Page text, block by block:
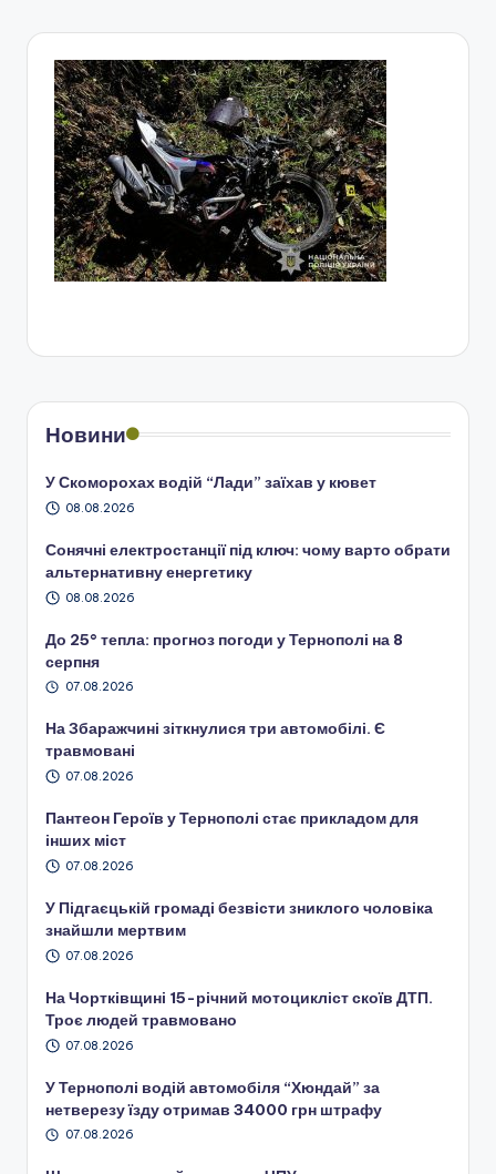
Новини
У Скоморохах водій “Лади” заїхав у кювет
08.08.2026
Сонячні електростанції під ключ: чому варто обрати
альтернативну енергетику
08.08.2026
До 25° тепла: прогноз погоди у Тернополі на 8
серпня
07.08.2026
На Збаражчині зіткнулися три автомобілі. Є
травмовані
07.08.2026
Пантеон Героїв у Тернополі стає прикладом для
інших міст
07.08.2026
У Підгаєцькій громаді безвісти зниклого чоловіка
знайшли мертвим
07.08.2026
На Чортківщині 15-річний мотоцикліст скоїв ДТП.
Троє людей травмовано
07.08.2026
У Тернополі водій автомобіля “Хюндай” за
нетверезу їзду отримав 34000 грн штрафу
07.08.2026